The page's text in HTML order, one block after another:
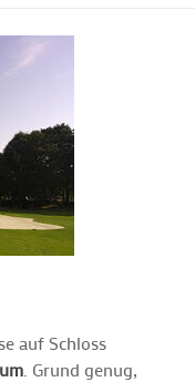
auf Schloss
. Grund genug,